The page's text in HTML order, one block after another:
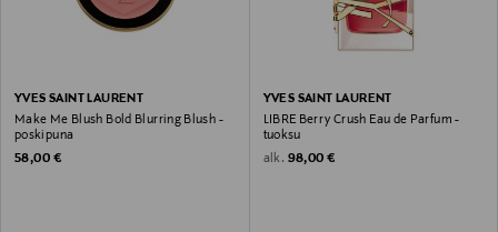
YVES SAINT LAURENT
Make Me Blush Bold Blurring Blush -
poskipuna
Original Price
58,00 €
YVES SAINT LAURENT
LIBRE Berry Crush Eau de Parfum -
tuoksu
alk. Original Price
98,00 €